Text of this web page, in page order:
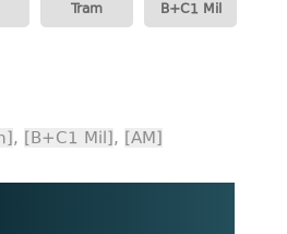
Tram B+C1 Mil
, [B+C1 Mil], [AM]